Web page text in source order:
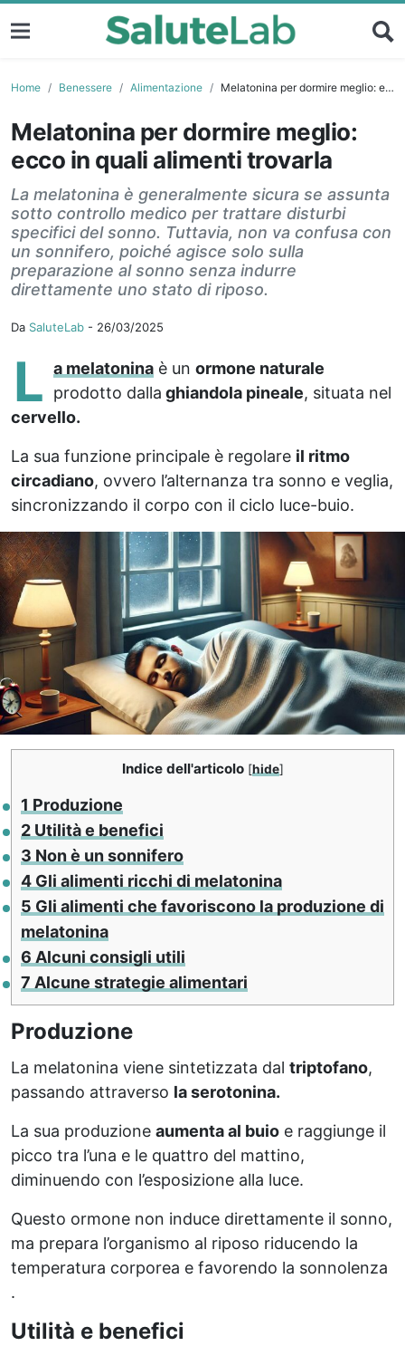
Home Benessere Alimentazione Melatonina per dormire meglio: ecco in quali alimenti trovarla
Melatonina per dormire meglio:
ecco in quali alimenti trovarla
La melatonina è generalmente sicura se assunta
sotto controllo medico per trattare disturbi
specifici del sonno. Tuttavia, non va confusa con
un sonnifero, poiché agisce solo sulla
preparazione al sonno senza indurre
direttamente uno stato di riposo.
Da SaluteLab - 26/03/2025
L a melatonina è un ormone naturale
prodotto dalla ghiandola pineale, situata nel
cervello.
La sua funzione principale è regolare il ritmo
circadiano, ovvero l’alternanza tra sonno e veglia,
sincronizzando il corpo con il ciclo luce-buio.
Indice dell'articolo [hide]
1 Produzione
2 Utilità e benefici
3 Non è un sonnifero
4 Gli alimenti ricchi di melatonina
5 Gli alimenti che favoriscono la produzione di
melatonina
6 Alcuni consigli utili
7 Alcune strategie alimentari
Produzione
La melatonina viene sintetizzata dal triptofano,
passando attraverso la serotonina.
La sua produzione aumenta al buio e raggiunge il
picco tra l’una e le quattro del mattino,
diminuendo con l’esposizione alla luce.
Questo ormone non induce direttamente il sonno,
ma prepara l’organismo al riposo riducendo la
temperatura corporea e favorendo la sonnolenza
.
Utilità e benefici